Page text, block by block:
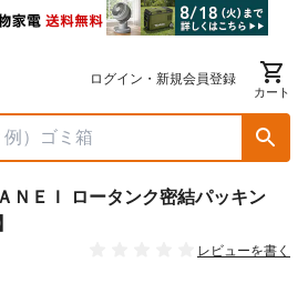
ログイン・新規会員登録
カート
ＮＥＩ ロータンク密結パッキン
レビューを書く